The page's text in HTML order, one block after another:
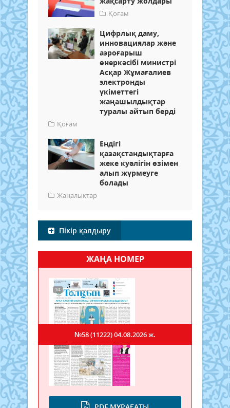
Қоғам
Цифрлық даму,
инновациялар және
аэроғарыш
өнеркәсібі министрі
Асқар Жұмағалиев
электронды
үкіметтегі
жаңашылдықтар
туралы айтып берді
Қоғам
Ендігі
қазақстандықтарға
жеке куәлігін өзімен
алып жүрмеуге
болады
Жаңалықтар
Пікір қалдыру
ЖАҢА НОМЕР
№58 (11222)04.08.2026 ж.